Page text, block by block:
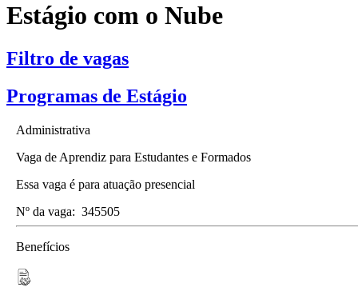
Estágio com o Nube
Filtro de vagas
Programas de Estágio
Administrativa
Vaga de Aprendiz para Estudantes e Formados
Essa vaga é para atuação presencial
Nº da vaga: 345505
Benefícios